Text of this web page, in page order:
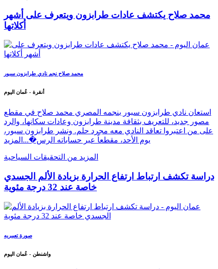
محمد صلاح يكتشف عادات طرابزون ويتعرف على أشهر
أكلاتها
محمد صلاح نجم نادي طرابزون سبور
أنقرة - عُمان اليوم
استعان نادي طرابزون سبور بنجمه المصري محمد صلاح في مقطع
مصور جديد، للتعريف بثقافة مدينة طرابزون وعادات سكانها، والرد
على من اعتبروا تعاقد النادي معه مجرد حلم. ونشر طرابزون سبور،
يوم الأحد، مقطعاً عبر حساباته الرس�... المزيد
المزيد من التحقيقات السياحية
دراسة تكشف ارتباط ارتفاع الحرارة بزيادة الألم الجسدي
خاصة عند 32 درجة مئوية
صورة تعبيريه
واشنطن - عُمان اليوم